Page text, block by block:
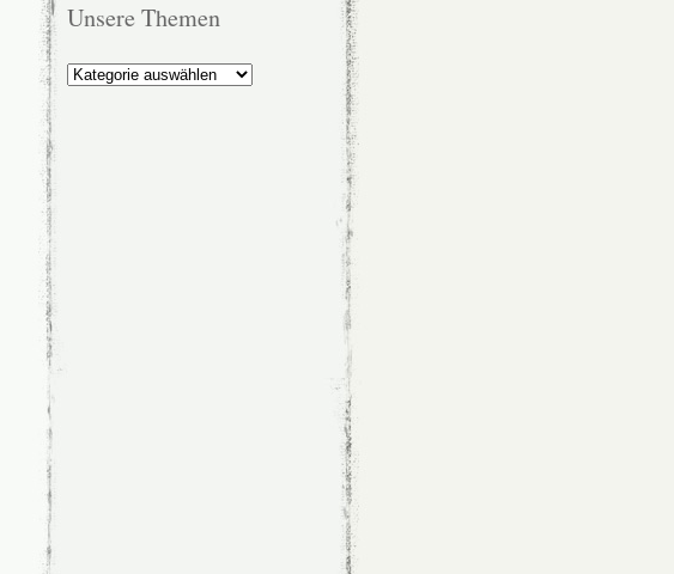
Unsere Themen
Unsere
Themen